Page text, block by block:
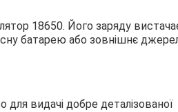
18650. Його заряду
батарею або зовнішнє
для видачі добре деталізованої